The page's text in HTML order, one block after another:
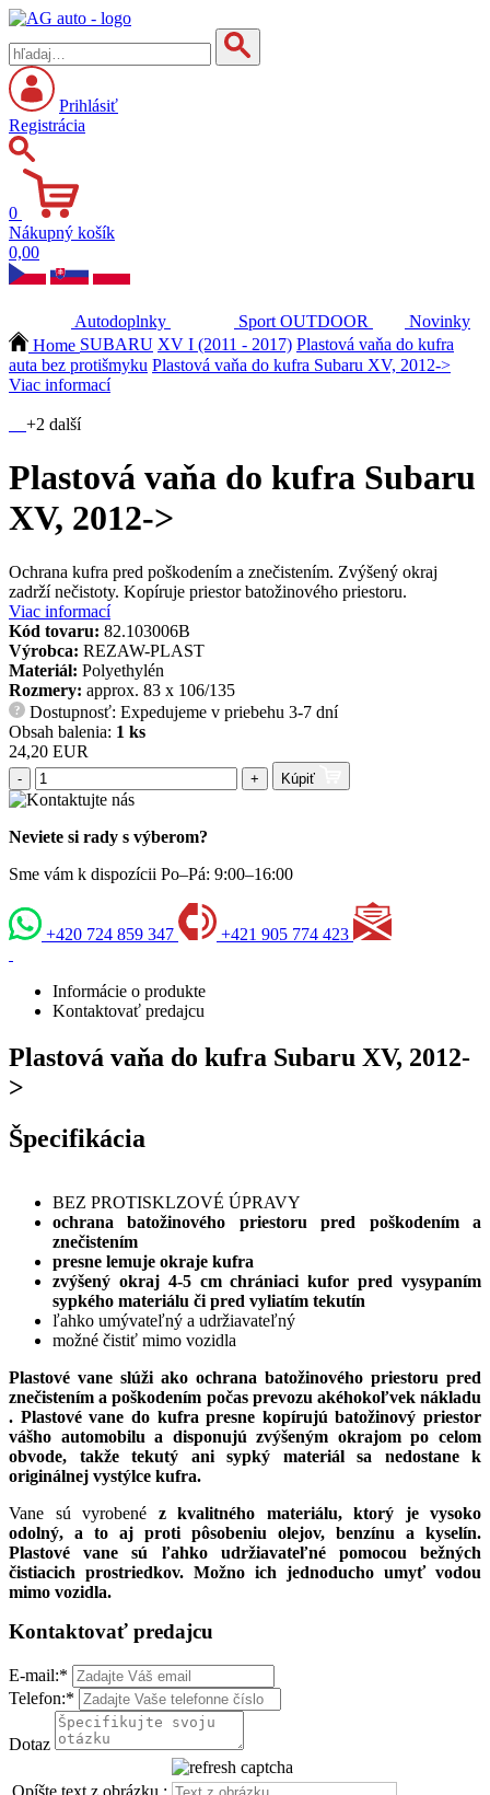
Prihlásiť
Registrácia
0
Nákupný košík
0,00
Autodoplnky Sport OUTDOOR
Novinky
Home SUBARU XV I (2011 - 2017) Plastová vaňa do kufra
auta bez protišmyku Plastová vaňa do kufra Subaru XV, 2012->
Viac informací
+2 další
Plastová vaňa do kufra Subaru
XV, 2012->
Ochrana kufra pred poškodením a znečistením. Zvýšený okraj
zadrží nečistoty. Kopíruje priestor batožinového priestoru.
Viac informací
Kód tovaru: 82.103006B
Výrobca: REZAW-PLAST
Materiál: Polyethylén
Rozmery: approx. 83 x 106/135
?
Dostupnosť: Expedujeme v priebehu 3-7 dní
Obsah balenia: 1 ks
24,20 EUR
- + Kúpiť
Neviete si rady s výberom?
Sme vám k dispozícii Po–Pá: 9:00–16:00
+420 724 859 347 +421 905 774 423
Informácie o produkte
Kontaktovať predajcu
Plastová vaňa do kufra Subaru XV, 2012-
>
Špecifikácia
BEZ PROTISKLZOVÉ ÚPRAVY
ochrana batožinového priestoru pred poškodením a
znečistením
presne lemuje okraje kufra
zvýšený okraj 4-5 cm chrániaci kufor pred vysypaním
sypkého materiálu či pred vyliatím tekutín
ľahko umývateľný a udržiavateľný
možné čistiť mimo vozidla
Plastové vane slúži ako ochrana batožinového priestoru pred
znečistením a poškodením počas prevozu akéhokoľvek nákladu
. Plastové vane do kufra presne kopírujú batožinový priestor
vášho automobilu a disponujú zvýšeným okrajom po celom
obvode, takže tekutý ani sypký materiál sa nedostane k
originálnej vystýlce kufra.
Vane sú vyrobené z kvalitného materiálu, ktorý je vysoko
odolný, a to aj proti pôsobeniu olejov, benzínu a kyselín.
Plastové vane sú ľahko udržiavateľné pomocou bežných
čistiacich prostriedkov. Možno ich jednoducho umyť vodou
mimo vozidla.
Kontaktovať predajcu
E-mail:*
Telefon:*
Dotaz
Opíšte text z obrázku :